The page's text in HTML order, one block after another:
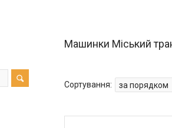
Машинки Міський